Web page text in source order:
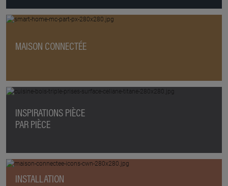
MAISON CONNECTÉE
INSPIRATIONS PIÈCE
PAR PIÈCE
INSTALLATION